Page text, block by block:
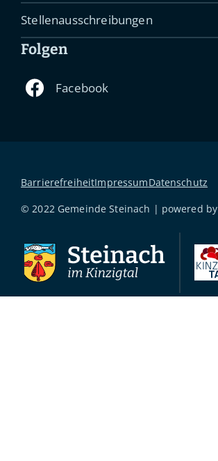
Stellenausschreibungen
Folgen
BarrierefreiheitImpressumDatenschutz
© 2022 Gemeinde Steinach | powered by